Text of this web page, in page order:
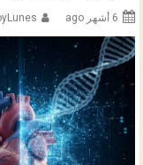
6 أشهر ago